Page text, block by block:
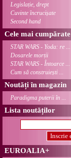
Legislație, drept
Cuvinte încrucișate
Second hand
Cele mai cumpărate
STAR WARS - Yoda: re ...
Dosarele morții
STAR WARS - Întoarce ...
Cum să construiești ...
Noutăți în magazin
Paradigma puterii în ...
Lista noutăților
EUROALIA+